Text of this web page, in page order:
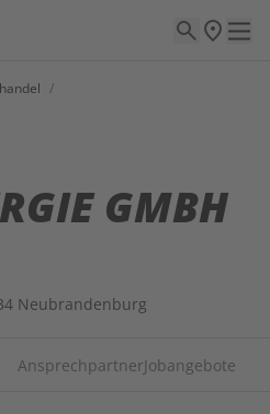
/
GMBH
Neubrandenburg
AnsprechpartnerJobangebote